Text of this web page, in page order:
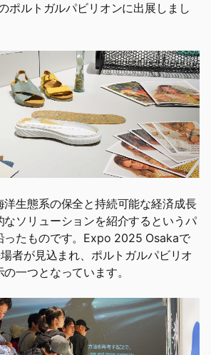
ポルトガルパビリオンに出展しまし
洋生態系の保全と持続可能な経済成長
なソリューションを紹介するというパ
ったものです。Expo 2025 Osakaで
者が見込まれ、ポルトガルパビリオ
一つとなっています。